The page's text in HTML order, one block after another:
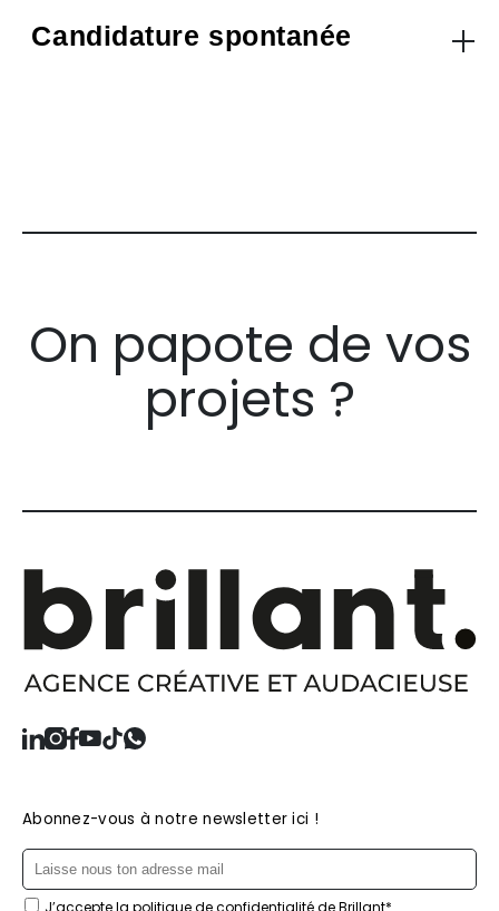
Candidature spontanée
On papote de vos
projets ?
Abonnez-vous à notre newsletter ici !
J’accepte la politique de confidentialité de Brillant*